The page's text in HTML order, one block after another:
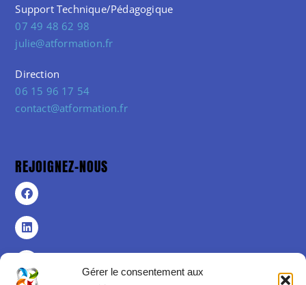
Gérer le consentement aux
Support Technique/Pédagogique
07 49 48 62 98
julie@atformation.fr
Direction
06 15 96 17 54
contact@atformation.fr
REJOIGNEZ-NOUS